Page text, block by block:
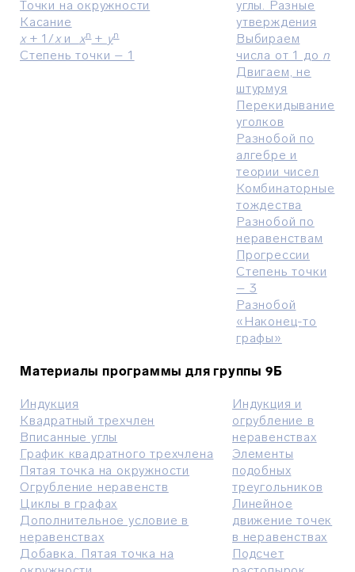
Точки на окружности
Касание
x+ 1/xи xn+ yn
Степень точки – 1
углы. Разные
утверждения
Выбираем
числа от 1 до n
Двигаем, не
штурмуя
Перекидывание
уголков
Разнобой по
алгебре и
теории чисел
Комбинаторные
тождества
Разнобой по
неравенствам
Прогрессии
Степень точки
– 3
Разнобой
«Наконец-то
графы»
Материалы программы для группы 9Б
Индукция
Квадратный трехчлен
Вписанные углы
График квадратного трехчлена
Пятая точка на окружности
Огрубление неравенств
Циклы в графах
Дополнительное условие в
неравенствах
Добавка. Пятая точка на
Индукция и
огрубление в
неравенствах
Элементы
подобных
треугольников
Линейное
движение точек
в неравенствах
Подсчет